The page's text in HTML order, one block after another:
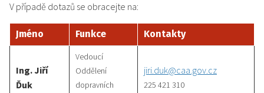
V případě dotazů se obracejte na:
Jméno Funkce Kontakty
Ing. Jiří
Ďuk
Vedoucí
Oddělení
dopravních
jiri.duk@caa.gov.cz
225 421 310